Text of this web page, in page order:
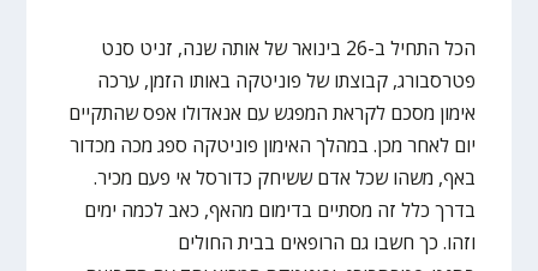
הכל התחיל ב-26 בינואר של אותה שנה, זניט סנט
פטרסבורג, קבוצתו של פוניטקה באותו הזמן, ערכה
אימון מסכם לקראת המפגש עם אנאדולו אפס שהתקיים
יום לאחר מכן. במהלך האימון פוניטקה ספג מכה מכדור
באף, משהו שכל אדם ששיחק כדורסל אי פעם מכיר.
בדרך כלל זה מסתיים בדימום מהאף, כאב לכמה ימים
וזהו. כך חשבו גם הרופאים בבית החולים